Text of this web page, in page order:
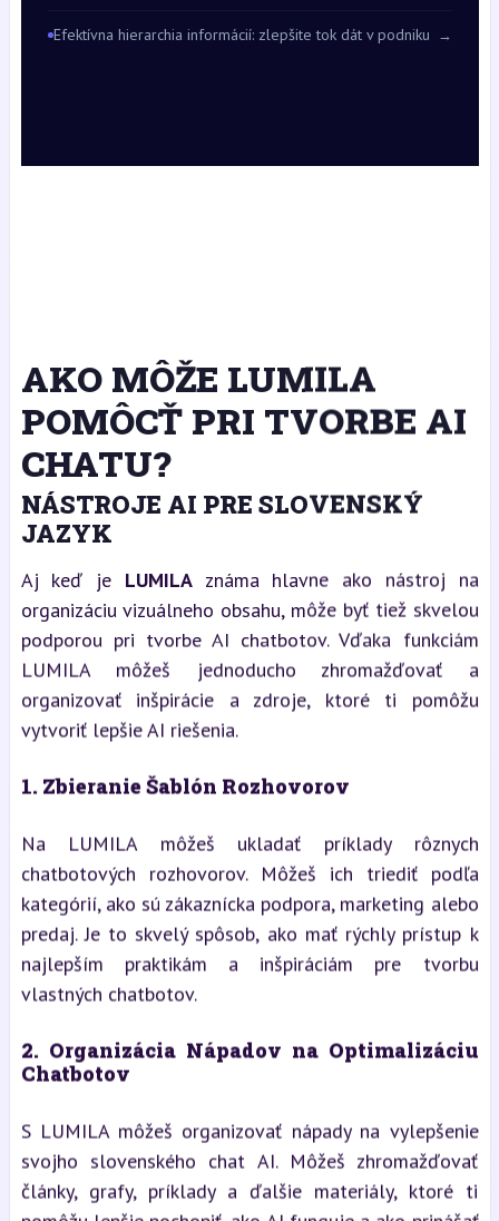
Efektívna hierarchia informácií: zlepšite tok dát v podniku →
AKO MÔŽE LUMILA
POMÔCŤ PRI TVORBE AI
CHATU?
NÁSTROJE AI PRE SLOVENSKÝ
JAZYK
Aj keď je LUMILAznáma hlavne ako nástroj na
organizáciu vizuálneho obsahu, môže byť tiež skvelou
podporou pri tvorbe AI chatbotov. Vďaka funkciám
LUMILA môžeš jednoducho zhromažďovať a
organizovať inšpirácie a zdroje, ktoré ti pomôžu
vytvoriť lepšie AI riešenia.
1. Zbieranie Šablón Rozhovorov
Na LUMILA môžeš ukladať príklady rôznych
chatbotových rozhovorov. Môžeš ich triediť podľa
kategórií, ako sú zákaznícka podpora, marketing alebo
predaj. Je to skvelý spôsob, ako mať rýchly prístup k
najlepším praktikám a inšpiráciám pre tvorbu
vlastných chatbotov.
2. Organizácia Nápadov na Optimalizáciu
Chatbotov
S LUMILA môžeš organizovať nápady na vylepšenie
svojho slovenského chat AI. Môžeš zhromažďovať
články, grafy, príklady a ďalšie materiály, ktoré ti